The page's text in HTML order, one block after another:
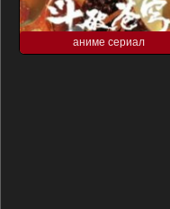
аниме сериал